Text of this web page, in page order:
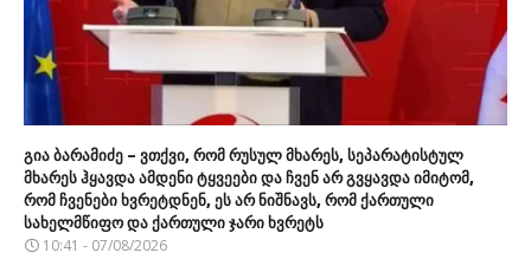
გია ბარამიძე – ვთქვი, რომ რუსულ მხარეს, სეპარატისტულ
მხარეს ჰყავდა ამდენი ტყვეები და ჩვენ არ გვყავდა იმიტომ,
რომ ჩვენები ხვრეტდნენ, ეს არ ნიშნავს, რომ ქართული
სახელმწიფო და ქართული ჯარი ხვრეტს
10:41 - 07/08/2026